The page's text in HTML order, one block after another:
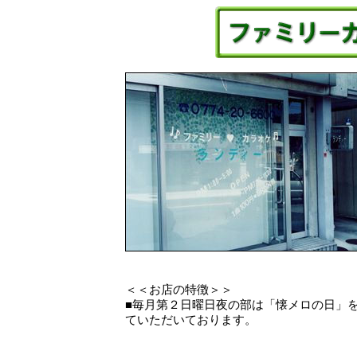
＜＜お店の特徴＞＞
■毎月第２日曜日夜の部は「懐メロの日」
ていただいております。